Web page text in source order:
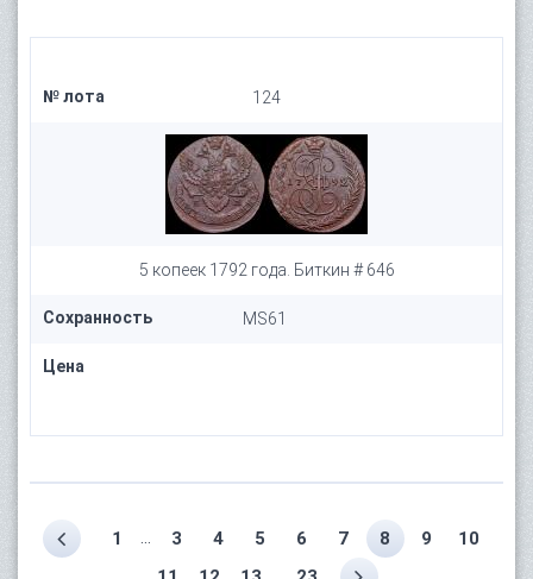
№ лота 124
5 копеек 1792 года. Биткин # 646
Сохранность MS61
Цена
1 3 4 5 6 7 8 9
10